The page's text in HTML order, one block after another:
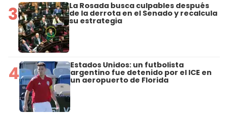
3 La Rosada busca culpables después
de la derrota en el Senado y recalcula
su estrategia
4 Estados Unidos: un futbolista
argentino fue detenido por el ICE en
un aeropuerto de Florida